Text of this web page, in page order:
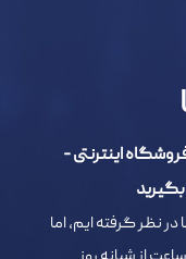
اینترنتی -
در نظر گرفته ایم، اما